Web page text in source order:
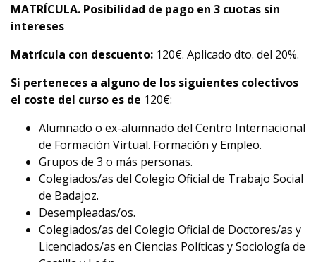
MATRÍCULA. Posibilidad de pago en 3 cuotas sin
intereses
Matrícula con descuento: 120€. Aplicado dto. del 20%.
Si perteneces a alguno de los siguientes colectivos
el coste del curso es de 120€:
Alumnado o ex-alumnado del Centro Internacional
de Formación Virtual. Formación y Empleo.
Grupos de 3 o más personas.
Colegiados/as del Colegio Oficial de Trabajo Social
de Badajoz.
Desempleadas/os.
Colegiados/as del Colegio Oficial de Doctores/as y
Licenciados/as en Ciencias Políticas y Sociología de